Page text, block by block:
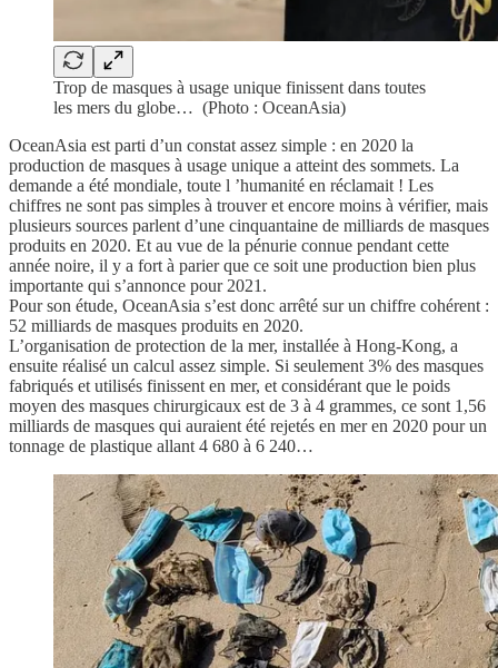
Trop de masques à usage unique finissent dans toutes
les mers du globe… (Photo : OceanAsia)
OceanAsia est parti d’un constat assez simple : en 2020 la
production de masques à usage unique a atteint des sommets. La
demande a été mondiale, toute l ’humanité en réclamait ! Les
chiffres ne sont pas simples à trouver et encore moins à vérifier, mais
plusieurs sources parlent d’une cinquantaine de milliards de masques
produits en 2020. Et au vue de la pénurie connue pendant cette
année noire, il y a fort à parier que ce soit une production bien plus
importante qui s’annonce pour 2021.
Pour son étude, OceanAsia s’est donc arrêté sur un chiffre cohérent :
52 milliards de masques produits en 2020.
L’organisation de protection de la mer, installée à Hong-Kong, a
ensuite réalisé un calcul assez simple. Si seulement 3% des masques
fabriqués et utilisés finissent en mer, et considérant que le poids
moyen des masques chirurgicaux est de 3 à 4 grammes, ce sont 1,56
milliards de masques qui auraient été rejetés en mer en 2020 pour un
tonnage de plastique allant 4 680 à 6 240…